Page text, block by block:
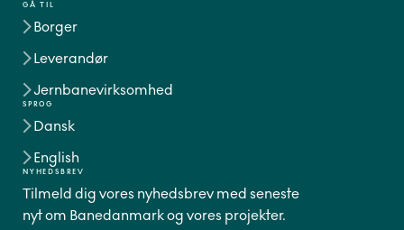
GÅ TIL
Borger
Leverandør
Jernbanevirksomhed
SPROG
Dansk
English
NYHEDSBREV
Tilmeld dig vores nyhedsbrev med seneste
nyt om Banedanmark og vores projekter.